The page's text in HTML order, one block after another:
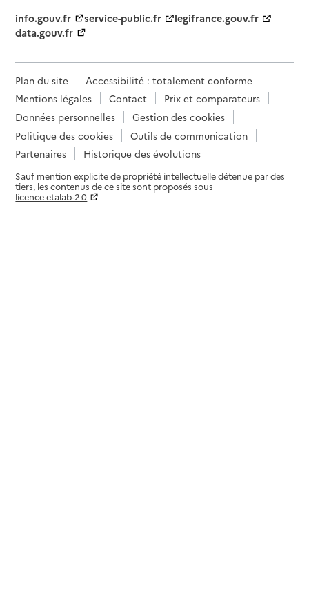
info.gouv.fr
service-public.fr
legifrance.gouv.fr
data.gouv.fr
Plan du site
Accessibilité : totalement conforme
Mentions légales
Contact
Prix et comparateurs
Données personnelles
Gestion des cookies
Politique des cookies
Outils de communication
Partenaires
Historique des évolutions
Sauf mention explicite de propriété intellectuelle détenue par des
tiers, les contenus de ce site sont proposés sous
licence etalab-2.0